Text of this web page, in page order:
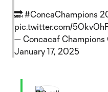
🔜 #ConcaChampions
pic.twitter.com/
— Concacaf Champions
January 17, 2025